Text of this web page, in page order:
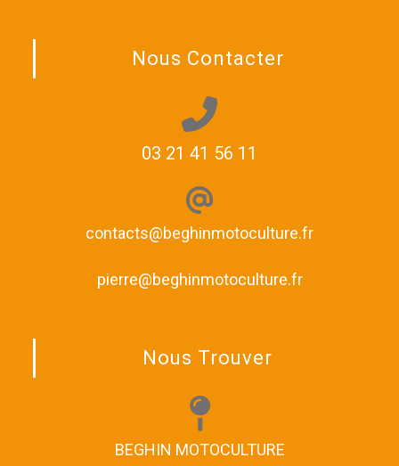
Nous Contacter
03 21 41 56 11
contacts@beghinmotoculture.fr
pierre@beghinmotoculture.fr
Nous Trouver
BEGHIN MOTOCULTURE